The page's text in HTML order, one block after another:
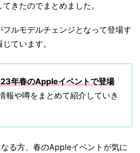
きたのでまとめました。
ルモデルチェンジとなって登場す
ています。
年春のAppleイベントで登場
報や噂をまとめて紹介していき
る方、春のAppleイベントが気に